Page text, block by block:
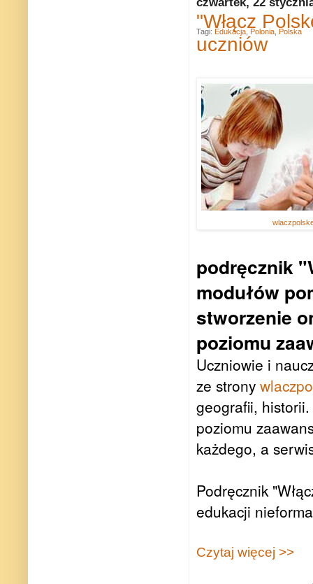
"Włącz
uczniów
podręcznik
modułów
stworzenie
poziomu
Uczniowie i
ze strony
geografii,
poziomu
każdego, a
Podręcznik
edukacji
Czytaj więcej >>
Tagi: Edukacja Polonia Polska